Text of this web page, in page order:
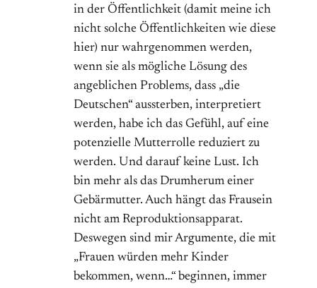
in der Öffentlichkeit (damit meine ich
nicht solche Öffentlichkeiten wie diese
hier) nur wahrgenommen werden,
wenn sie als mögliche Lösung des
angeblichen Problems, dass „die
Deutschen“ aussterben, interpretiert
werden, habe ich das Gefühl, auf eine
potenzielle Mutterrolle reduziert zu
werden. Und darauf keine Lust. Ich
bin mehr als das Drumherum einer
Gebärmutter. Auch hängt das Frausein
nicht am Reproduktionsapparat.
Deswegen sind mir Argumente, die mit
„Frauen würden mehr Kinder
bekommen, wenn…“ beginnen, immer